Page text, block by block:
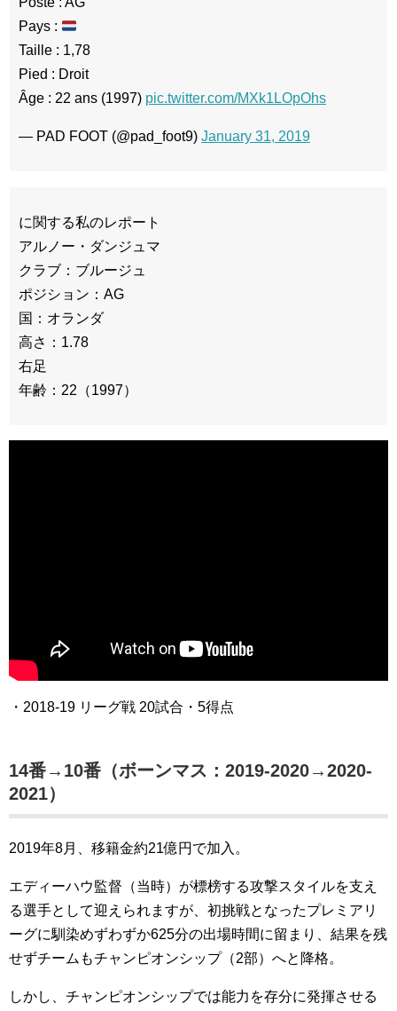
Pays :
Taille : 1,78
Pied : Droit
Âge : 22 ans (1997) pic.twitter.com/MXk1LOpOhs
— PAD FOOT (@pad_foot9) January 31, 2019
に関する私のレポート
アルノー・ダンジュマ
クラブ：ブルージュ
ポジション：AG
国：オランダ
高さ：1.78
右足
年齢：22（1997）
・2018-19 リーグ戦 20試合・5得点
14番→10番（ボーンマス：2019-2020→2020-
2021）
2019年8月、移籍金約21億円で加入。
エディーハウ監督（当時）が標榜する攻撃スタイルを支え
る選手として迎えられますが、初挑戦となったプレミアリ
ーグに馴染めずわずか625分の出場時間に留まり、結果を残
せずチームもチャンピオンシップ（2部）へと降格。
しかし、チャンピオンシップでは能力を存分に発揮させる